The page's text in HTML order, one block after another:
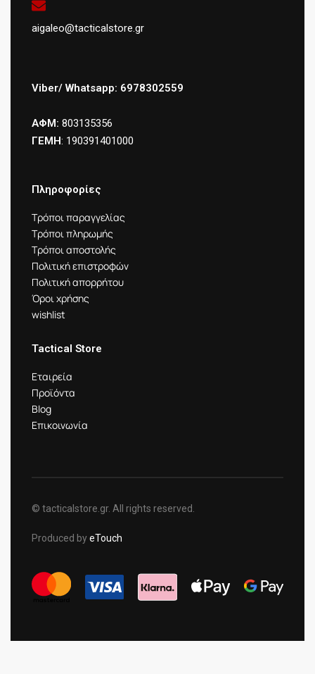
aigaleo@tacticalstore.gr
Viber/ Whatsapp: 6978302559
ΑΦΜ: 803135356
ΓΕΜΗ: 190391401000
Πληροφορίες
Τρόποι παραγγελίας
Τρόποι πληρωμής
Τρόποι αποστολής
Πολιτική επιστροφών
Πολιτική απορρήτου
Όροι χρήσης
wishlist
Tactical Store
Εταιρεία
Προϊόντα
Blog
Επικοινωνία
© tacticalstore.gr. All rights reserved.
Produced byeTouch